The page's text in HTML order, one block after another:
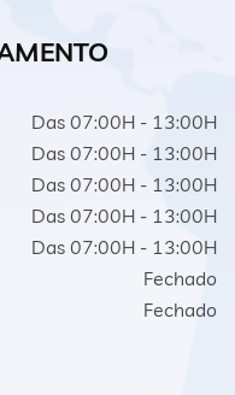
Das 07:00H - 13:00H
Das 07:00H - 13:00H
Das 07:00H - 13:00H
Das 07:00H - 13:00H
Das 07:00H - 13:00H
Fechado
Fechado